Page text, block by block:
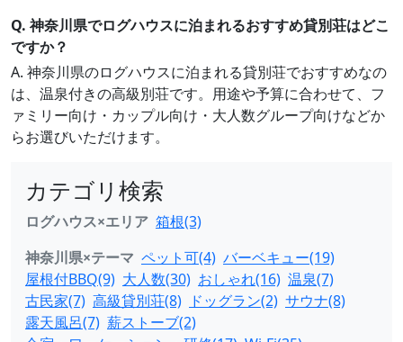
Q. 神奈川県でログハウスに泊まれるおすすめ貸別荘はどこ
ですか？
A. 神奈川県のログハウスに泊まれる貸別荘でおすすめなの
は、温泉付きの高級別荘です。用途や予算に合わせて、フ
ァミリー向け・カップル向け・大人数グループ向けなどか
らお選びいただけます。
カテゴリ検索
ログハウス×エリア 箱根(3)
神奈川県×テーマ ペット可(4) バーベキュー(19)
屋根付BBQ(9) 大人数(30) おしゃれ(16) 温泉(7)
古民家(7) 高級貸別荘(8) ドッグラン(2) サウナ(8)
露天風呂(7) 薪ストーブ(2)